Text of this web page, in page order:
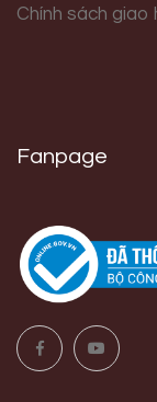
Chính sách giao
Fanpage